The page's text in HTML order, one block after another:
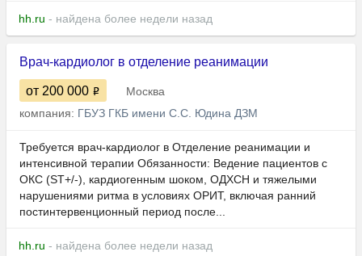
hh.ru - найдена более недели назад
Врач-кардиолог в отделение реанимации
от 200 000
Москва
компания: ГБУЗ ГКБ имени С.С. Юдина ДЗМ
Требуется врач-кардиолог в Отделение реанимации и
интенсивной терапии Обязанности: Ведение пациентов с
ОКС (ST+/-), кардиогенным шоком, ОДХСН и тяжелыми
нарушениями ритма в условиях ОРИТ, включая ранний
постинтервенционный период после...
hh.ru - найдена более недели назад